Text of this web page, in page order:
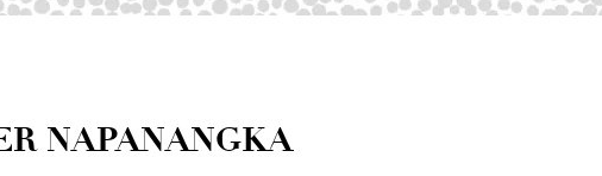
NAPANANGKA